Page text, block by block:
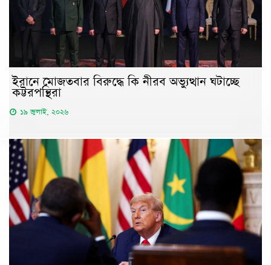
ইরানে মোজতবার বিরুদ্ধে কি নীরব অভ্যুত্থান ঘটাচ্ছে
কট্টরপন্থিরা
১৯ জুলাই, ২০২৬